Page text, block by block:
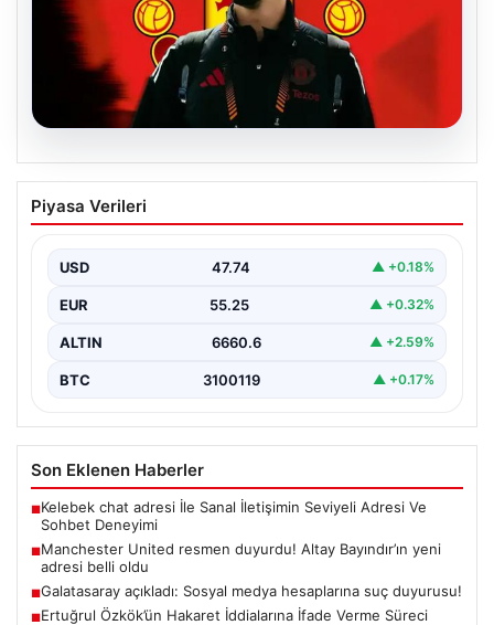
Manchester United resmen duyurdu!
Altay Bayındır’ın yeni adresi belli oldu
Piyasa Verileri
USD 47.74 ▲ +0.18%
EUR 55.25 ▲ +0.32%
ALTIN 6660.6 ▲ +2.59%
BTC 3100119 ▲ +0.17%
Son Eklenen Haberler
■Kelebek chat adresi İle Sanal İletişimin Seviyeli Adresi Ve
Sohbet Deneyimi
■Manchester United resmen duyurdu! Altay Bayındır’ın yeni
adresi belli oldu
■Galatasaray açıkladı: Sosyal medya hesaplarına suç duyurusu!
■Ertuğrul Özkök’ün Hakaret İddialarına İfade Verme Süreci